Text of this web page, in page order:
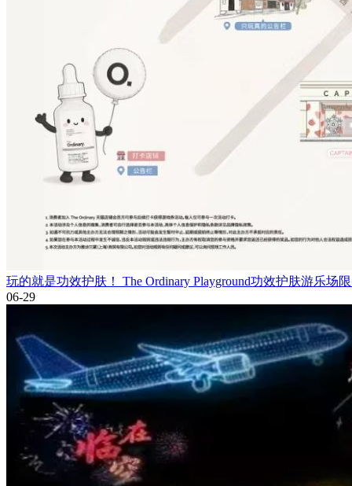
玩的就是功效护肤！ The Ordinary Playground功效护肤游乐场
06-29